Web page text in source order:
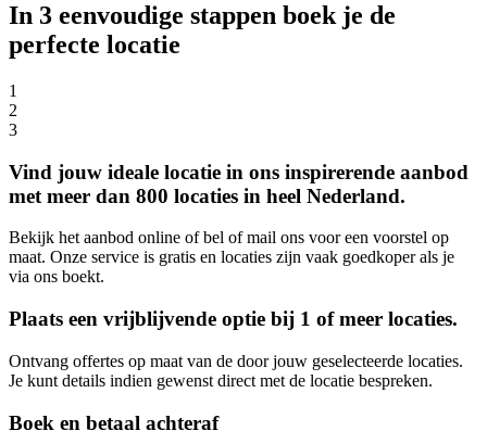
In 3 eenvoudige stappen boek je de
perfecte locatie
1
2
3
Vind jouw ideale locatie in ons inspirerende aanbod
met meer dan 800 locaties in heel Nederland.
Bekijk het aanbod online of bel of mail ons voor een voorstel op
maat. Onze service is gratis en locaties zijn vaak goedkoper als je
via ons boekt.
Plaats een vrijblijvende optie bij 1 of meer locaties.
Ontvang offertes op maat van de door jouw geselecteerde locaties.
Je kunt details indien gewenst direct met de locatie bespreken.
Boek en betaal achteraf